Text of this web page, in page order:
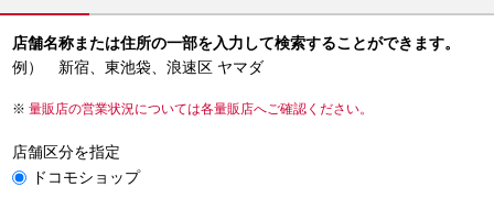
店舗名称または住所の一部を入力して検索することができます。
例） 新宿、東池袋、浪速区 ヤマダ
量販店の営業状況については各量販店へご確認ください。
店舗区分を指定
ドコモショップ